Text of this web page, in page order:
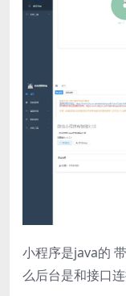
小程序是java的
么后台是和接口